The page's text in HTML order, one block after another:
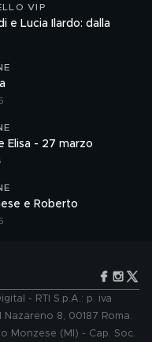
VIP
e Lucia Ilardo: dalla
Elisa - 27 marzo
e Roberto
- RTI S.p.A.: p. iva
8, 00187 Roma.
Monzese (MI) - Cap. Soc.